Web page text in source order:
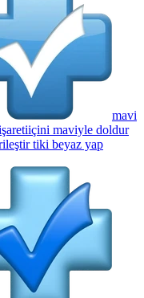
mavi
maviyle doldur
tiki beyaz yap